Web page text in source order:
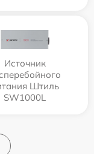
Источник
Штиль
SW1000L